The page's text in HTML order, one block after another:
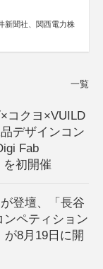
新聞社、関西電力株
一覧
コクヨ×VUILD
デザインコン
Fab
を初開催
登壇、「長谷
ペティション
8月19日に開